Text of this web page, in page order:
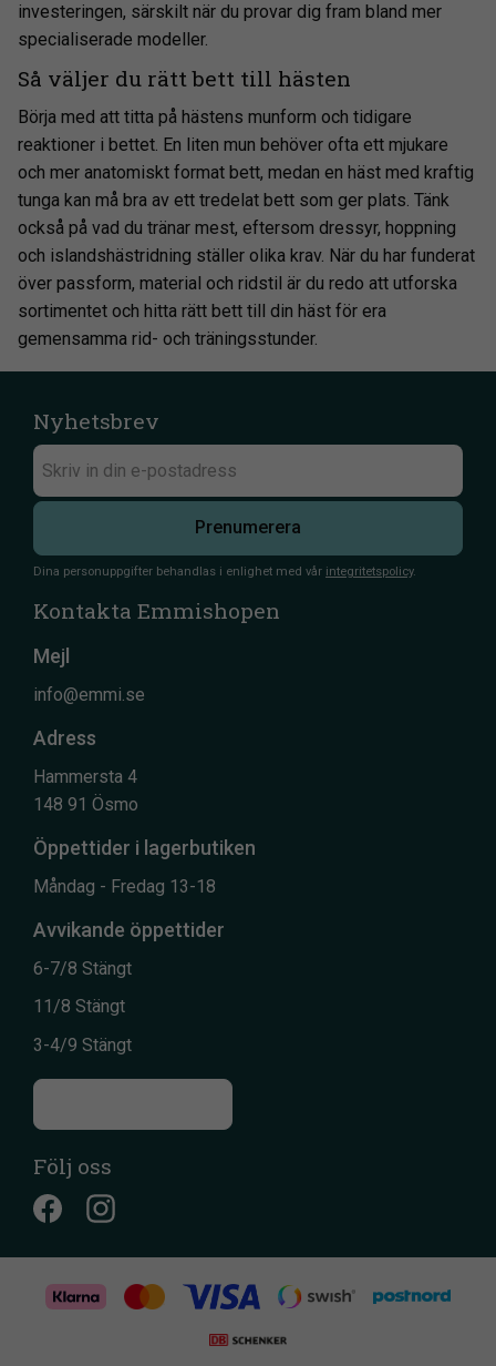
investeringen, särskilt när du provar dig fram bland mer
specialiserade modeller.
Så väljer du rätt bett till hästen
Börja med att titta på hästens munform och tidigare
reaktioner i bettet. En liten mun behöver ofta ett mjukare
och mer anatomiskt format bett, medan en häst med kraftig
tunga kan må bra av ett tredelat bett som ger plats. Tänk
också på vad du tränar mest, eftersom dressyr, hoppning
och islandshästridning ställer olika krav. När du har funderat
över passform, material och ridstil är du redo att utforska
sortimentet och hitta rätt bett till din häst för era
gemensamma rid- och träningsstunder.
Nyhetsbrev
Prenumerera
Dina personuppgifter behandlas i enlighet med vår integritetspolicy.
Kontakta Emmishopen
Mejl
info@emmi.se
Adress
Hammersta 4
148 91 Ösmo
Öppettider i lagerbutiken
Måndag - Fredag 13-18
Avvikande öppettider
6-7/8 Stängt
11/8 Stängt
3-4/9 Stängt
Följ oss